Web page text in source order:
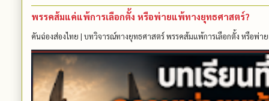
พรรคส้มแค่แพ้การเลือกตั้ง หรือพ่ายแพ้ทางยุทธศาสตร์?
คันฉ่องส่องไทย | บทวิจารณ์ทางยุทธศาสตร์ พรรคส้มแพ้การเลือกตั้ง หรือพ่